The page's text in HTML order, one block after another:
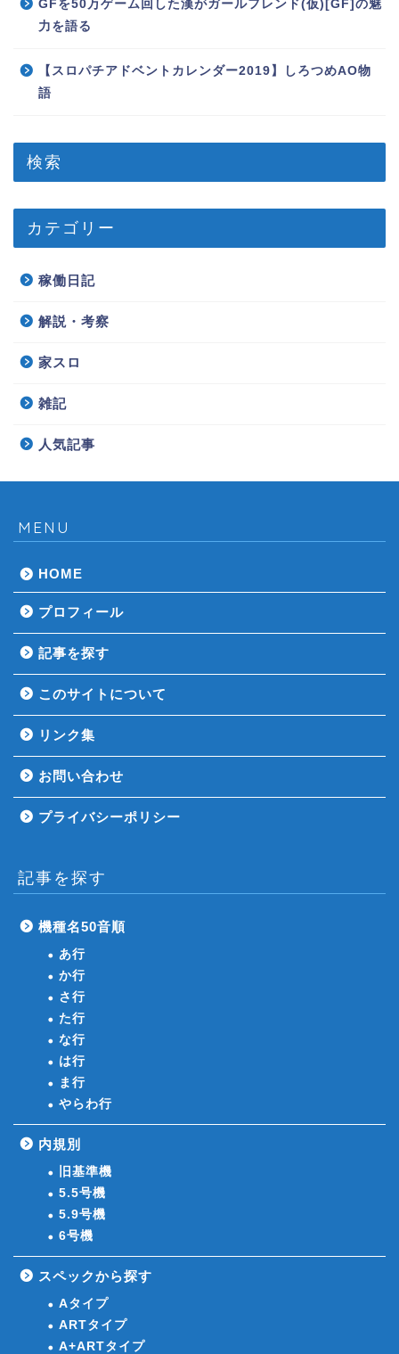
GFを50万ゲーム回した漢がガールフレンド(仮)[GF]の魅
力を語る
【スロパチアドベントカレンダー2019】しろつめAO物
語
検索
カテゴリー
稼働日記
解説・考察
家スロ
雑記
人気記事
MENU
HOME
プロフィール
記事を探す
このサイトについて
リンク集
お問い合わせ
プライバシーポリシー
記事を探す
機種名50音順
あ行
か行
さ行
た行
な行
は行
ま行
やらわ行
内規別
旧基準機
5.5号機
5.9号機
6号機
スペックから探す
Aタイプ
ARTタイプ
A+ARTタイプ